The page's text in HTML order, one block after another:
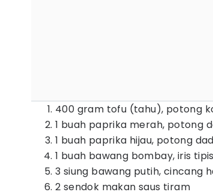
400 gram tofu (tahu), potong
1 buah paprika merah, potong
1 buah paprika hijau, potong
1 buah bawang bombay, iris tipis
3 siung bawang putih, cincang
2 sendok makan saus tiram